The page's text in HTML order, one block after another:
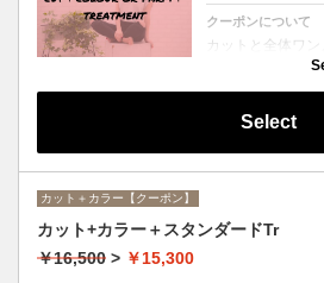
クーポンについて
カットと全体ワ
プトリートメン
や髪の状態によ
ャンプー、ブロ
Select
カット＋カラー【クーポン】
カット+カラー＋スタンダードTr
￥16,500 > ￥15,300